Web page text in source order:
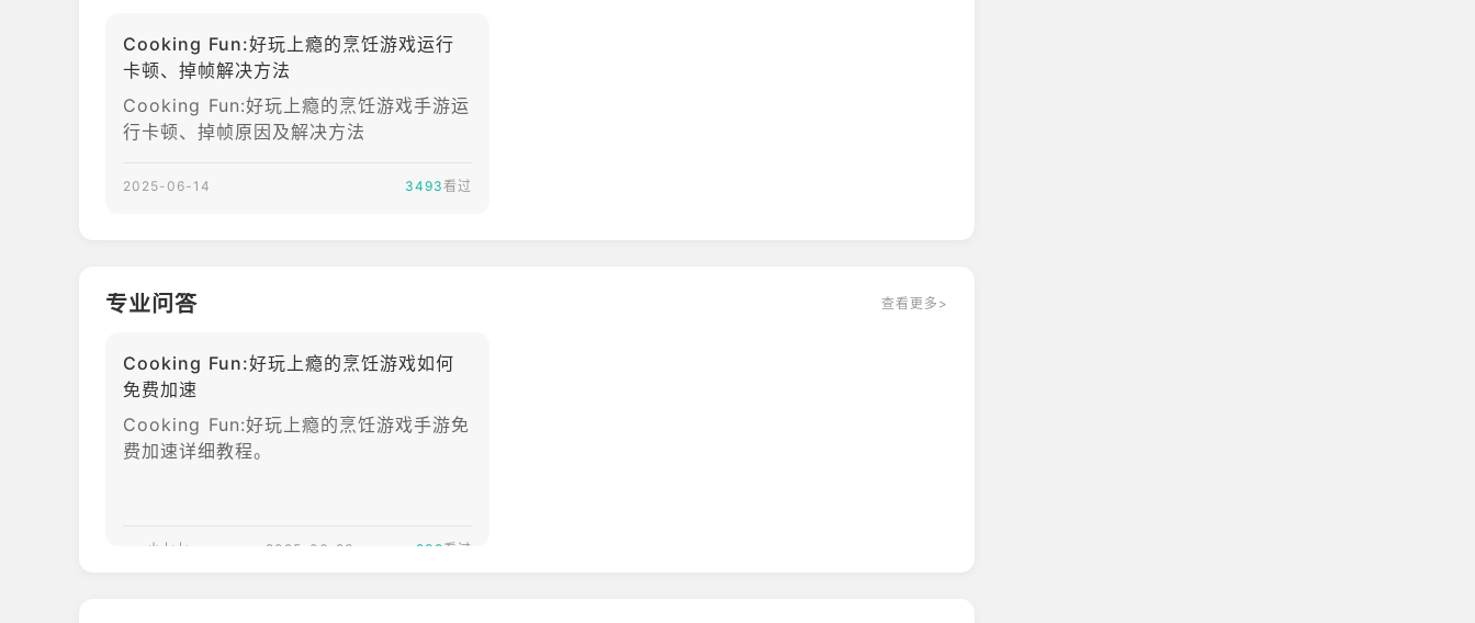
Cooking Fun:好玩上瘾的烹饪游戏运行
卡顿、掉帧解决方法
Cooking Fun:好玩上瘾的烹饪游戏手游运
行卡顿、掉帧原因及解决方法
2025-06-14 3493看过
专业问答 查看更多>
Cooking Fun:好玩上瘾的烹饪游戏如何
免费加速
Cooking Fun:好玩上瘾的烹饪游戏手游免
费加速详细教程。
小七七 2025-06-23 232 看过